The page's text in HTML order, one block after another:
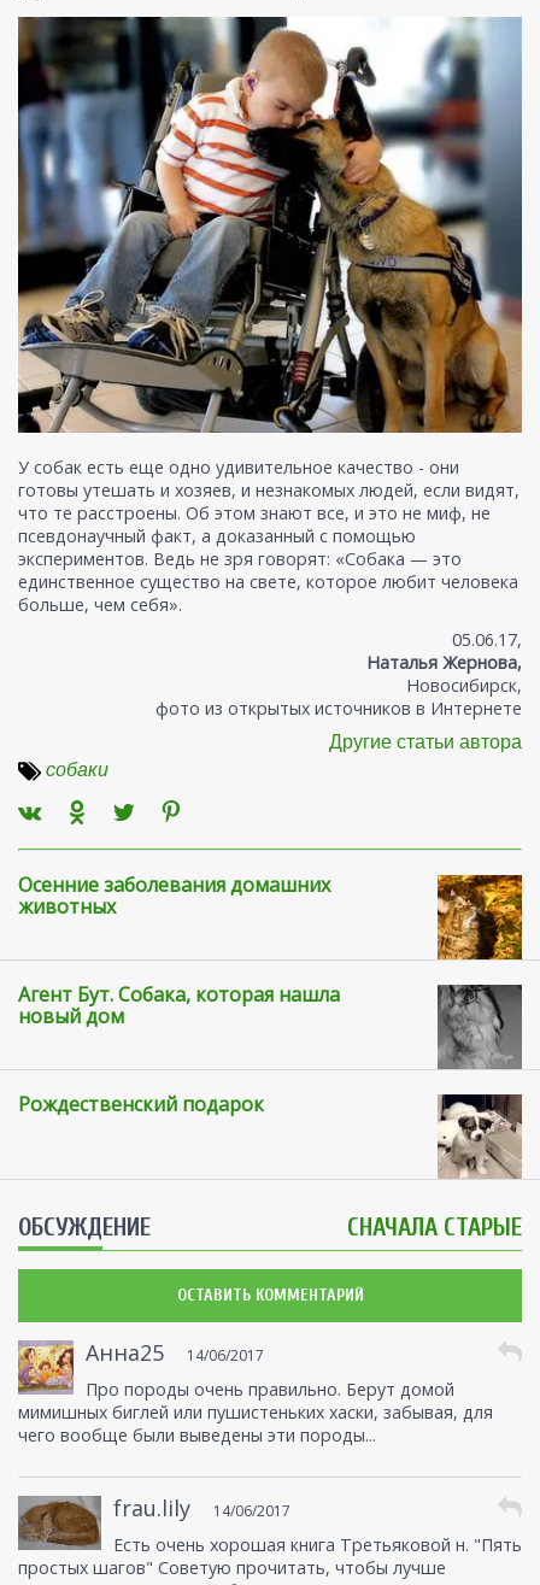
У собак есть еще одно удивительное качество - они
готовы утешать и хозяев, и незнакомых людей, если видят,
что те расстроены. Об этом знают все, и это не миф, не
псевдонаучный факт, а доказанный с помощью
экспериментов. Ведь не зря говорят: «Собака — это
единственное существо на свете, которое любит человека
больше, чем себя».
05.06.17,
Наталья Жернова,
Новосибирск,
фото из открытых источников в Интернете
Другие статьи автора
собаки
Осенние заболевания домашних
животных
Агент Бут. Собака, которая нашла
новый дом
Рождественский подарок
ОБСУЖДЕНИЕ СНАЧАЛА СТАРЫЕ
ОСТАВИТЬ КОММЕНТАРИЙ
Анна25 14/06/2017
Про породы очень правильно. Берут домой
мимишных биглей или пушистеньких хаски, забывая, для
чего вообще были выведены эти породы...
frau.lily 14/06/2017
Есть очень хорошая книга Третьяковой н. "Пять
простых шагов" Советую прочитать, чтобы лучше